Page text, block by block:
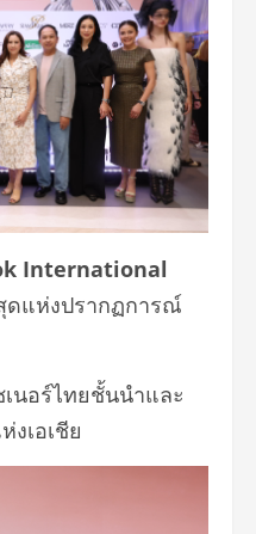
International
ดแห่งปรากฏการณ์
นอร์ไทยชั้นนำและ
เอเชีย